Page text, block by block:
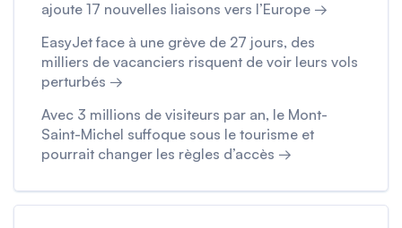
ajoute 17 nouvelles liaisons vers l’Europe →
EasyJet face à une grève de 27 jours, des
milliers de vacanciers risquent de voir leurs vols
perturbés →
Avec 3 millions de visiteurs par an, le Mont-
Saint-Michel suffoque sous le tourisme et
pourrait changer les règles d’accès →